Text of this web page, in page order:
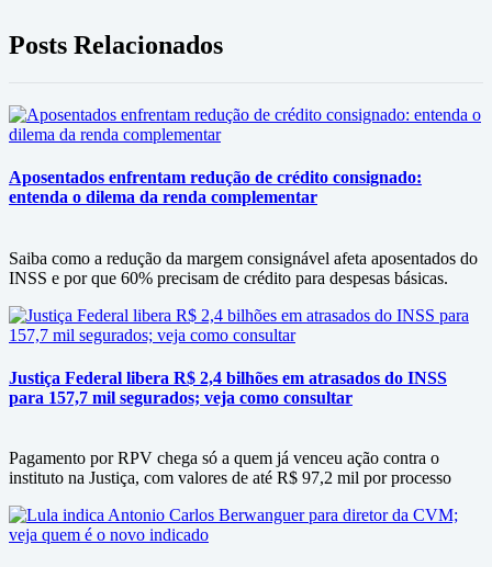
Posts Relacionados
Aposentados enfrentam redução de crédito consignado:
entenda o dilema da renda complementar
Saiba como a redução da margem consignável afeta aposentados do
INSS e por que 60% precisam de crédito para despesas básicas.
Justiça Federal libera R$ 2,4 bilhões em atrasados do INSS
para 157,7 mil segurados; veja como consultar
Pagamento por RPV chega só a quem já venceu ação contra o
instituto na Justiça, com valores de até R$ 97,2 mil por processo